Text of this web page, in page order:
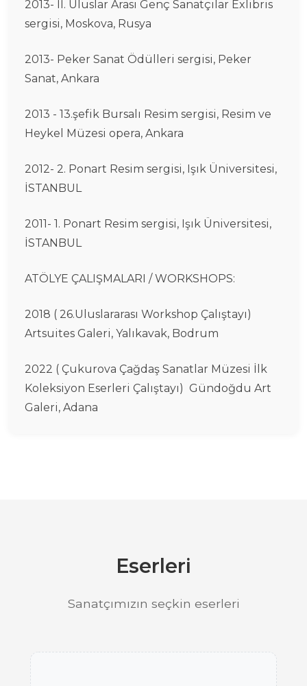
2013- II. Uluslar Arası Genç Sanatçılar Exlibris
sergisi, Moskova, Rusya
2013- Peker Sanat Ödülleri sergisi, Peker
Sanat, Ankara
2013 - 13.şefik Bursalı Resim sergisi, Resim ve
Heykel Müzesi opera, Ankara
2012- 2. Ponart Resim sergisi, Işık Üniversitesi,
İSTANBUL
2011- 1. Ponart Resim sergisi, Işık Üniversitesi,
İSTANBUL
ATÖLYE ÇALIŞMALARI / WORKSHOPS:
2018 ( 26.Uluslararası Workshop Çalıştayı)
Artsuites Galeri, Yalıkavak, Bodrum
2022 ( Çukurova Çağdaş Sanatlar Müzesi İlk
Koleksiyon Eserleri Çalıştayı) Gündoğdu Art
Galeri, Adana
Eserleri
Sanatçımızın seçkin eserleri